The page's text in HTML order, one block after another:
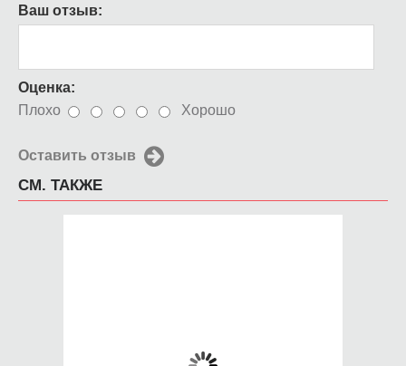
Ваш отзыв:
Оценка:
Плохо
Хорошо
Оставить отзыв
СМ. ТАКЖЕ